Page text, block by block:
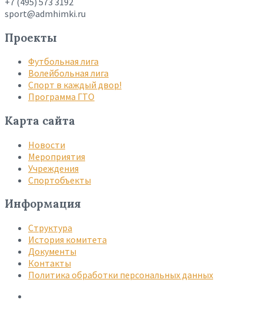
sport@admhimki.ru
Проекты
Футбольная лига
Волейбольная лига
Спорт в каждый двор!
Программа ГТО
Карта сайта
Новости
Мероприятия
Учреждения
Спортобъекты
Информация
Структура
История комитета
Документы
Контакты
Политика обработки персональных данных